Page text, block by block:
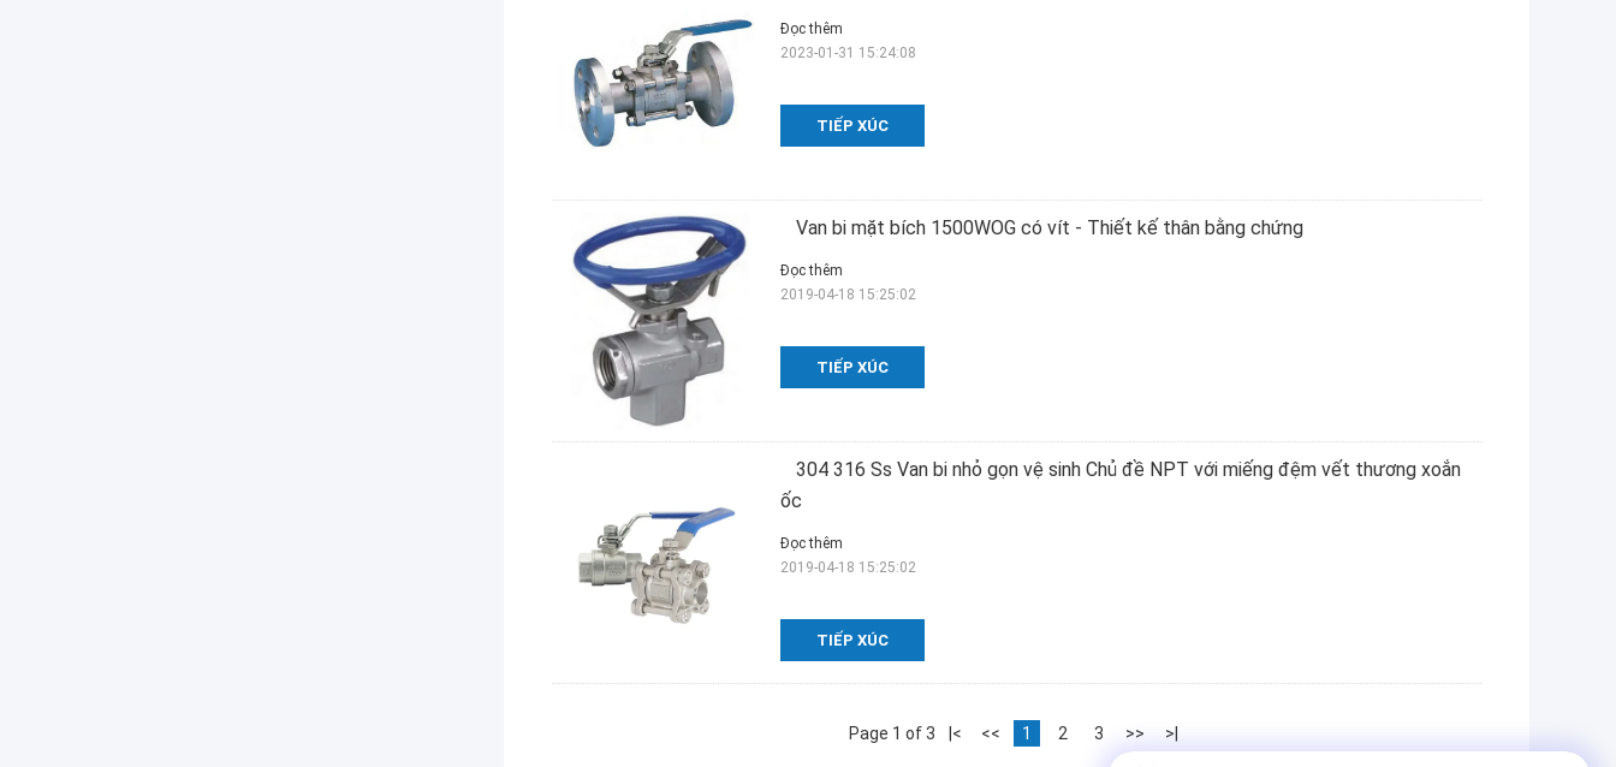
TIẾP XÚC
Đọc thêm
2023-01-31 15:24:08
Van bi mặt bích 1500WOG có vít - Thiết kế thân bằng chứng
TIẾP XÚC
Đọc thêm
2019-04-18 15:25:02
304 316 Ss Van bi nhỏ gọn vệ sinh Chủ đề NPT với miếng đệm vết thương xoắn
ốc
TIẾP XÚC
Đọc thêm
2019-04-18 15:25:02
Page 1 of 3 |< << 1 2 3 >> >|